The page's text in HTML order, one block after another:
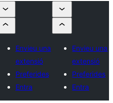
Envieu una
extensió
Preferides
Entra
Envieu una
extensió
Preferides
Entra